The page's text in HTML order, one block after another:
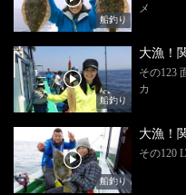
船釣り
メ
船釣り
大漁！
その123
カ
船釣り
大漁！
その120